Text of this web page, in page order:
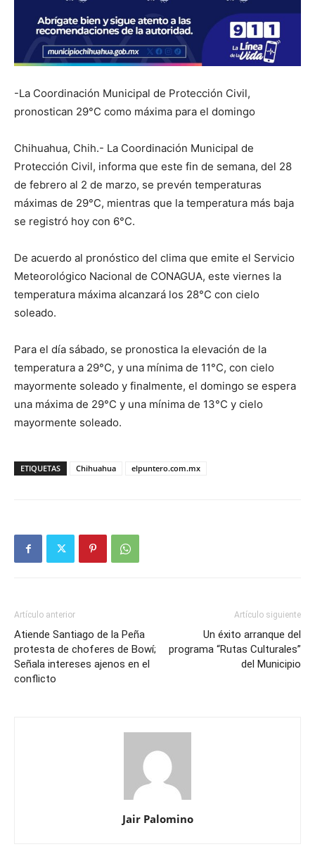
-La Coordinación Municipal de Protección Civil,
pronostican 29°C como máxima para el domingo
Chihuahua, Chih.- La Coordinación Municipal de
Protección Civil, informa que este fin de semana, del 28
de febrero al 2 de marzo, se prevén temperaturas
máximas de 29°C, mientras que la temperatura más baja
se registró hoy con 6°C.
De acuerdo al pronóstico del clima que emite el Servicio
Meteorológico Nacional de CONAGUA, este viernes la
temperatura máxima alcanzará los 28°C con cielo
soleado.
Para el día sábado, se pronostica la elevación de la
temperatura a 29°C, y una mínima de 11°C, con cielo
mayormente soleado y finalmente, el domingo se espera
una máxima de 29°C y una mínima de 13°C y cielo
mayormente soleado.
ETIQUETAS Chihuahua elpuntero.com.mx
Artículo anterior
Atiende Santiago de la Peña
protesta de choferes de Bowí;
Señala intereses ajenos en el
conflicto
Artículo siguiente
Un éxito arranque del
programa “Rutas Culturales”
del Municipio
Jair Palomino